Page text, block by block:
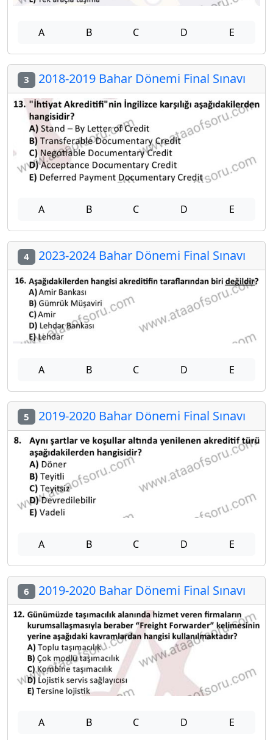
A B C D E
3 2018-2019 Bahar Dönemi Final Sınavı
A B C D E
4 2023-2024 Bahar Dönemi Final Sınavı
A B C D E
5 2019-2020 Bahar Dönemi Final Sınavı
A B C D E
6 2019-2020 Bahar Dönemi Final Sınavı
A B C D E